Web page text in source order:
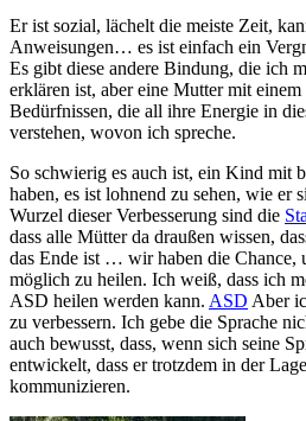
Er ist sozial, lächelt die meiste Zeit,
Anweisungen… es ist einfach ein
Es gibt diese andere Bindung, die ich
erklären ist, aber eine Mutter mit
Bedürfnissen, die all ihre Energie in
verstehen, wovon ich spreche.
So schwierig es auch ist, ein Kind mit
haben, es ist lohnend zu sehen, wie er
Wurzel dieser Verbesserung sind die
dass alle Mütter da draußen wissen,
das Ende ist … wir haben die Chance,
möglich zu heilen. Ich weiß, dass ich
ASD heilen werden kann. ASD Aber
zu verbessern. Ich gebe die Sprache
auch bewusst, dass, wenn sich seine
entwickelt, dass er trotzdem in der
kommunizieren.